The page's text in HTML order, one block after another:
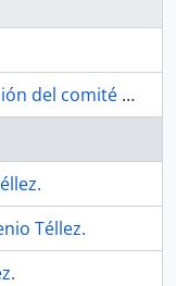
y ascensos.
Téllez.